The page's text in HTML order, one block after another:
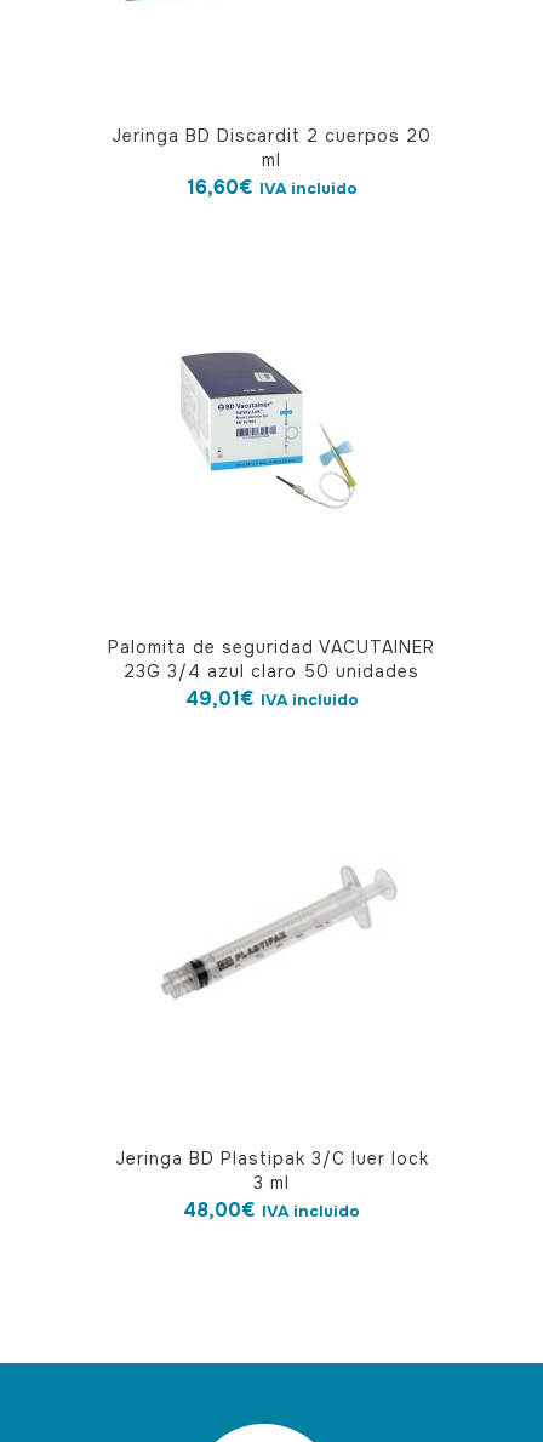
Jeringa BD Discardit 2 cuerpos 20
ml
16,60€ IVA incluido
Palomita de seguridad VACUTAINER
23G 3/4 azul claro 50 unidades
49,01€ IVA incluido
Jeringa BD Plastipak 3/C luer lock
3 ml
48,00€ IVA incluido